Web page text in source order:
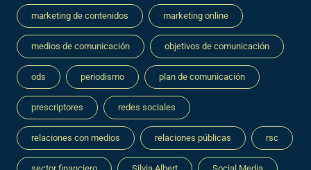
marketing de contenidos marketing online
medios de comunicación objetivos de comunicación
ods periodismo plan de comunicación
prescriptores redes sociales
relaciones con medios relaciones públicas rsc